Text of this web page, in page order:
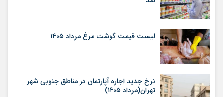
لیست قیمت گوشت مرغ مرداد ۱۴۰۵
نرخ جدید اجاره آپارتمان در مناطق جنوبی شهر
تهران(مرداد ۱۴۰۵)